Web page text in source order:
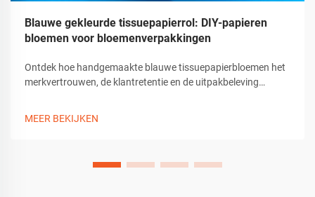
Blauwe gekleurde tissuepapierrol: DIY-papieren
bloemen voor bloemenverpakkingen
Ontdek hoe handgemaakte blauwe tissuepapierbloemen het
merkvertrouwen, de klantretentie en de uitpakbeleving
MEER BEKIJKEN